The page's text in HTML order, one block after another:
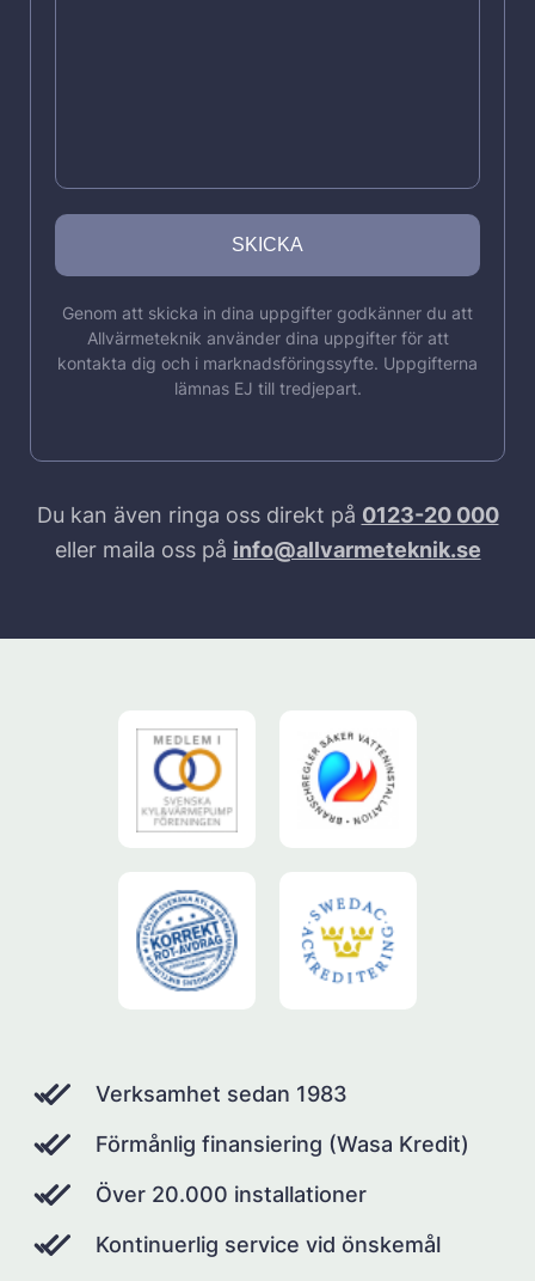
Genom att skicka in dina uppgifter godkänner du att
Allvärmeteknik använder dina uppgifter för att
kontakta dig och i marknadsföringssyfte. Uppgifterna
lämnas EJ till tredjepart.
Du kan även ringa oss direkt på 0123-20 000
eller maila oss på info@allvarmeteknik.se
Verksamhet sedan 1983
Förmånlig finansiering (Wasa Kredit)
Över 20.000 installationer
Kontinuerlig service vid önskemål